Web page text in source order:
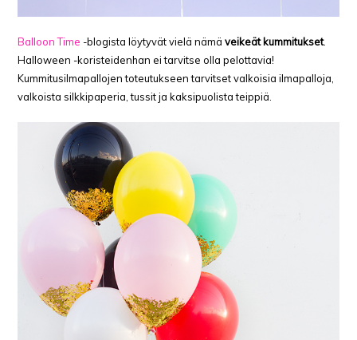
Balloon Time -blogista löytyvät vielä nämäveikeät kummitukset.
Halloween -koristeidenhan ei tarvitse olla pelottavia!
Kummitusilmapallojen toteutukseen tarvitset valkoisia ilmapalloja,
valkoista silkkipaperia, tussit ja kaksipuolista teippiä.